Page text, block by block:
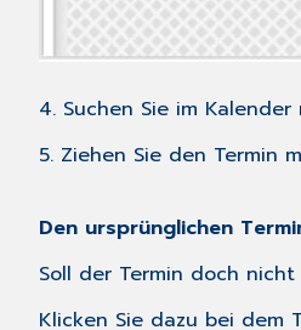
4. Suchen Sie im
5. Ziehen Sie den Termin
Den ursprünglichen
Soll der Termin doch
Klicken Sie dazu bei dem